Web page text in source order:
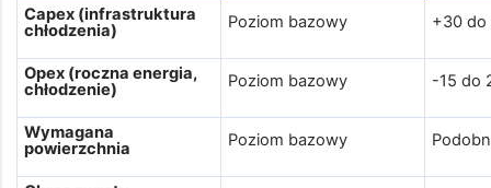
Capex (infrastruktura
chłodzenia)
Poziom bazowy +30 do
Opex (roczna energia,
chłodzenie)
Poziom bazowy -15 do
Wymagana
powierzchnia
Poziom bazowy